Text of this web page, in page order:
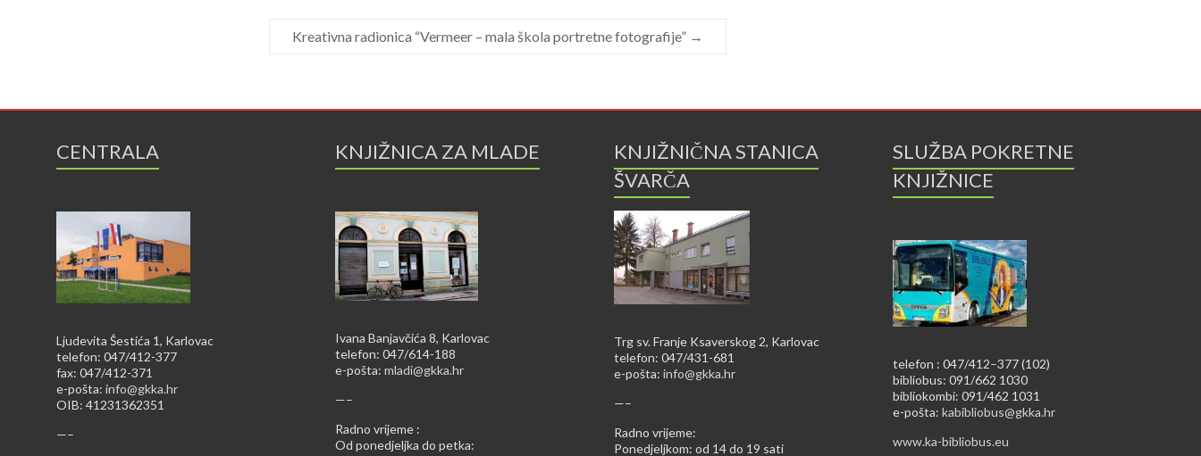
Kreativna radionica “Vermeer – mala škola portretne fotografije” →
CENTRALA
Ljudevita Šestića 1, Karlovac
telefon: 047/412-377
fax: 047/412-371
e-pošta: info@gkka.hr
OIB: 41231362351
—–
KNJIŽNICA ZA MLADE
Ivana Banjavčića 8, Karlovac
telefon: 047/614-188
e-pošta: mladi@gkka.hr
—–
Radno vrijeme :
Od ponedjeljka do petka:
KNJIŽNIČNA STANICA
ŠVARČA
Trg sv. Franje Ksaverskog 2, Karlovac
telefon: 047/431-681
e-pošta: info@gkka.hr
—–
Radno vrijeme:
Ponedjeljkom: od 14 do 19 sati
SLUŽBA POKRETNE
KNJIŽNICE
telefon : 047/412–377 (102)
bibliobus: 091/662 1030
bibliokombi: 091/462 1031
e-pošta: kabibliobus@gkka.hr
www.ka-bibliobus.eu